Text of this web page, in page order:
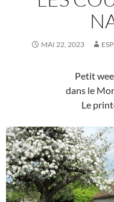
MAI 22, 2023
Petit
dans le
Le